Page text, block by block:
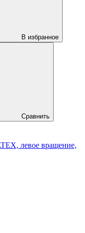
В избранное
Сравнить
левое вращение,